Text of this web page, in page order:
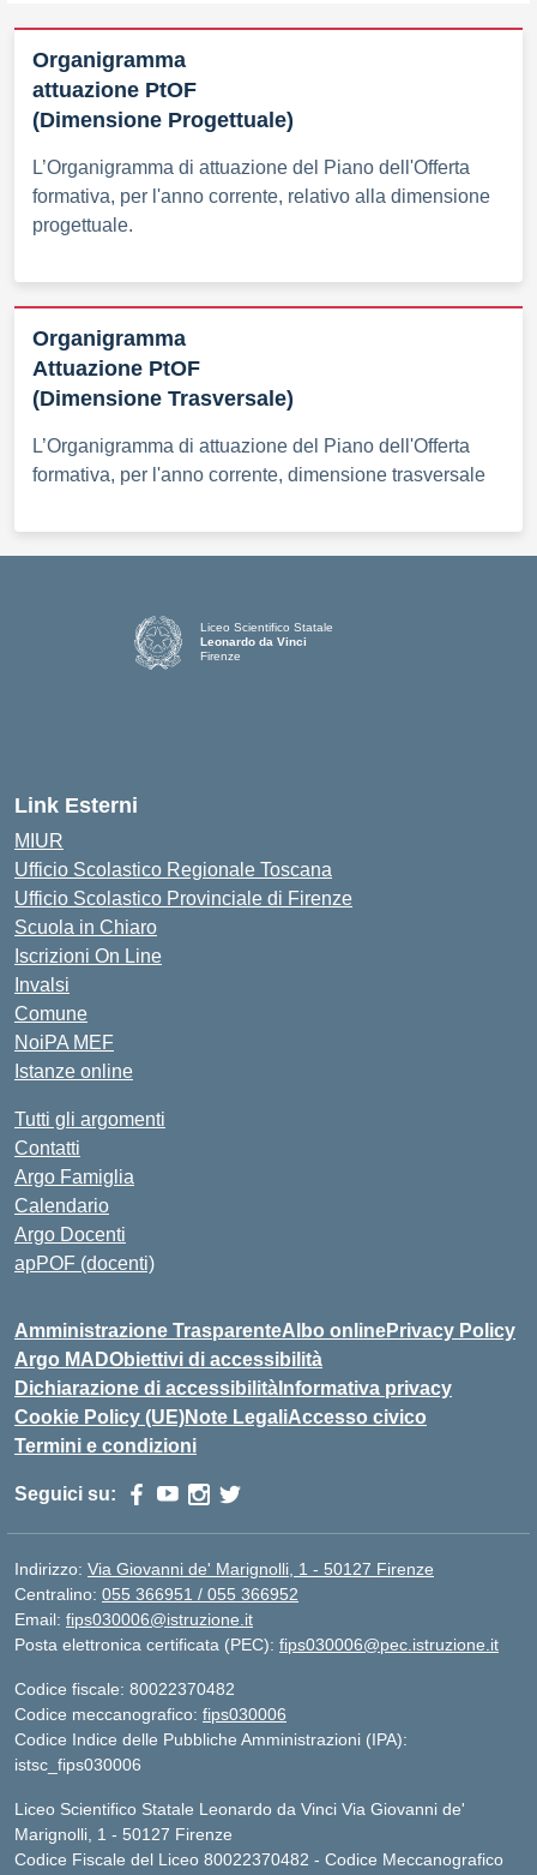
Organigramma
attuazione PtOF
(Dimensione Progettuale)
L’Organigramma di attuazione del Piano dell'Offerta
formativa, per l'anno corrente, relativo alla dimensione
progettuale.
Organigramma
Attuazione PtOF
(Dimensione Trasversale)
L’Organigramma di attuazione del Piano dell'Offerta
formativa, per l'anno corrente, dimensione trasversale
Liceo Scientifico Statale
Leonardo da Vinci
Firenze
Link Esterni
MIUR
Ufficio Scolastico Regionale Toscana
Ufficio Scolastico Provinciale di Firenze
Scuola in Chiaro
Iscrizioni On Line
Invalsi
Comune
NoiPA MEF
Istanze online
Tutti gli argomenti
Contatti
Argo Famiglia
Calendario
Argo Docenti
apPOF (docenti)
Amministrazione TrasparenteAlbo onlinePrivacy Policy
Argo MADObiettivi di accessibilità
Dichiarazione di accessibilità Informativa privacy
Cookie Policy (UE)Note LegaliAccesso civico
Termini e condizioni
Seguici su:
Indirizzo: Via Giovanni de' Marignolli, 1 - 50127 Firenze
Centralino: 055 366951 / 055 366952
Email: fips030006@istruzione.it
Posta elettronica certificata (PEC): fips030006@pec.istruzione.it
Codice fiscale: 80022370482
Codice meccanografico: fips030006
Codice Indice delle Pubbliche Amministrazioni (IPA):
istsc_fips030006
Liceo Scientifico Statale Leonardo da Vinci Via Giovanni de'
Marignolli, 1 - 50127 Firenze
Codice Fiscale del Liceo 80022370482 - Codice Meccanografico